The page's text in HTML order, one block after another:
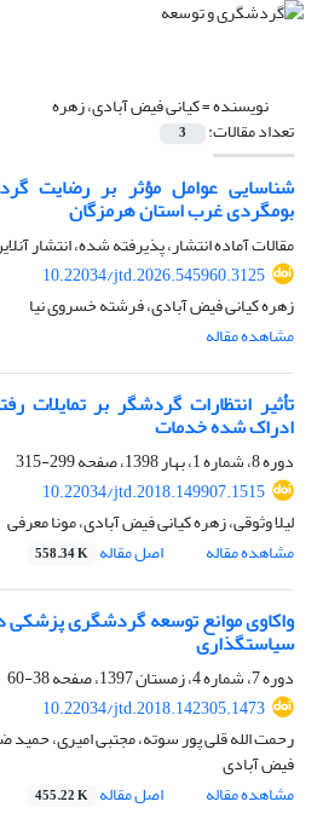
نویسنده =کیانی فیض آبادی، زهره
تعداد مقالات: 3
شناسایی عوامل مؤثر بر رضایت
بومگردی غرب استان هرمزگان
مقالات آماده انتشار، پذیرفته شده، انتشار
10.22034/jtd.2026.545960.3125
زهره کیانی فیض آبادی، فرشته خسروی نیا
مشاهده مقاله
تأثیر انتظارات گردشگر بر تمایلات
ادراک شده خدمات
دوره 8، شماره 1، بهار 1398، صفحه
299-315
10.22034/jtd.2018.149907.1515
لیلا وثوقی، زهره کیانی فیض آبادی، مونا معرفی
مشاهده مقاله
اصل مقاله 558.34 K
واکاوی موانع توسعه گردشگری پزشکی در
سیاستگذاری
دوره 7، شماره 4، زمستان 1397، صفحه
38-60
10.22034/jtd.2018.142305.1473
رحمت الله قلی پور سوته، مجتبی امیری، حمید
فیض آبادی
مشاهده مقاله
اصل مقاله 455.22 K